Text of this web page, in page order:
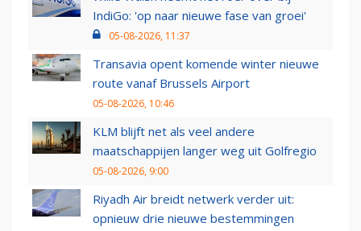
IndiGo: 'op naar nieuwe fase van groei'
05-08-2026, 11:37
Transavia opent komende winter nieuwe
route vanaf Brussels Airport
05-08-2026, 10:46
KLM blijft net als veel andere
maatschappijen langer weg uit Golfregio
05-08-2026, 9:00
Riyadh Air breidt netwerk verder uit:
opnieuw drie nieuwe bestemmingen